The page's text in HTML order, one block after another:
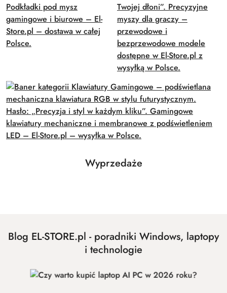
Pomiń karuzelę produktów
Produkty
Wyprzedaże
Blog EL-STORE.pl - poradniki Windows, laptopy
i technologie